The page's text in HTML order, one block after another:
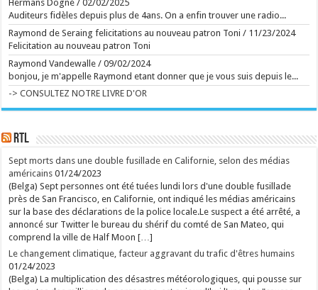
V2 Scriptrss
Hermans Dogné /02/02/2025
Auditeurs fidèles depuis plus de 4ans. On a enfin trouver une radio...
Raymond de Seraing felicitations au nouveau patron Toni / 11/23/2024
Felicitation au nouveau patron Toni
Raymond Vandewalle /09/02/2024
bonjou, je m'appelle Raymond etant donner que je vous suis depuis le...
-> CONSULTEZ NOTRE LIVRE D'OR
RTL
Sept morts dans une double fusillade en Californie, selon des médias
américains 01/24/2023
(Belga) Sept personnes ont été tuées lundi lors d'une double fusillade
près de San Francisco, en Californie, ont indiqué les médias américains
sur la base des déclarations de la police locale.Le suspect a été arrêté, a
annoncé sur Twitter le bureau du shérif du comté de San Mateo, qui
comprend la ville de Half Moon […]
Le changement climatique, facteur aggravant du trafic d'êtres humains
01/24/2023
(Belga) La multiplication des désastres météorologiques, qui pousse sur